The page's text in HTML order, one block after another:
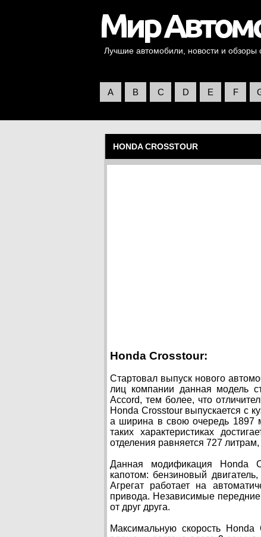
Лучшие автомобили, новости и обзоры
A B C D E F
HONDA CROSSTOUR
Honda Crosstour:
Стартовал выпуск нового
лиц компании данная модель
Accord, тем более, что
Honda Crosstour выпускается с
а ширина в свою очередь 1897
таких характеристиках
отделения равняется 727
Данная модификация Honda
капотом: бензиновый
Агрегат работает на
привода. Независимые
от друг друга.
Максимальную скорость